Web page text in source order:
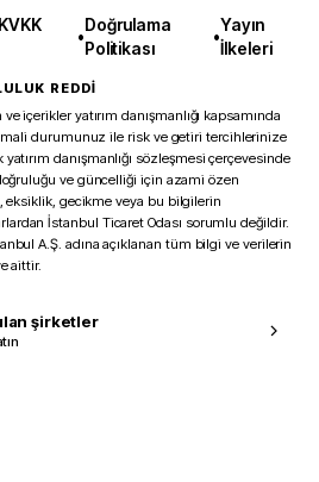
•
Doğrulama
Politikası
•
Yayın
İlkeleri
REDDİ
içerikler yatırım danışmanlığı kapsamında
mali durumunuz ile risk ve getiri tercihlerinize
danışmanlığı sözleşmesi çerçevesinde
ve güncelliği için azami özen
eksiklik, gecikme veya bu bilgilerin
İstanbul Ticaret Odası sorumlu değildir.
A.Ş. adına açıklanan tüm bilgi ve verilerin
aittir.
şirketler